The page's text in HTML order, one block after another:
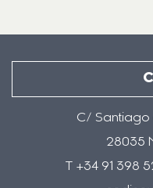
C/ Santiago
28035
T +34 91 398